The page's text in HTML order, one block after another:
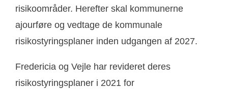
risikoområder. Herefter skal kommunerne
ajourføre og vedtage de kommunale
risikostyringsplaner inden udgangen af 2027.
Fredericia og Vejle har revideret deres
risikostyringsplaner i 2021 for